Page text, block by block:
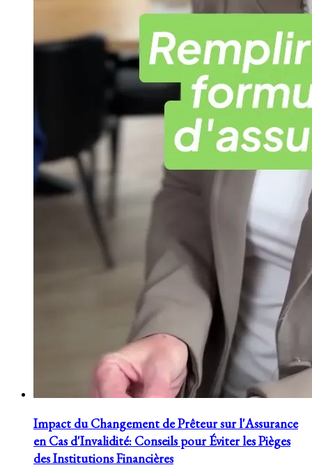
Impact du Changement de Prêteur sur l'Assurance
en Cas d'Invalidité: Conseils pour Éviter les Pièges
des Institutions Financières